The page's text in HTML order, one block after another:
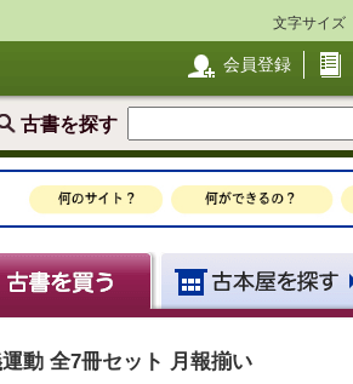
文字サイズ
会員登録
古書を探す
動 全7冊セット 月報揃い